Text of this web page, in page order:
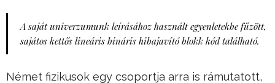
A saját univerzumunk leírásához használt egyenletekbe fűzött,
sajátos kettős lineáris bináris hibajavító blokk kód található.
Német fizikusok egy csoportja arra is rámutatott,